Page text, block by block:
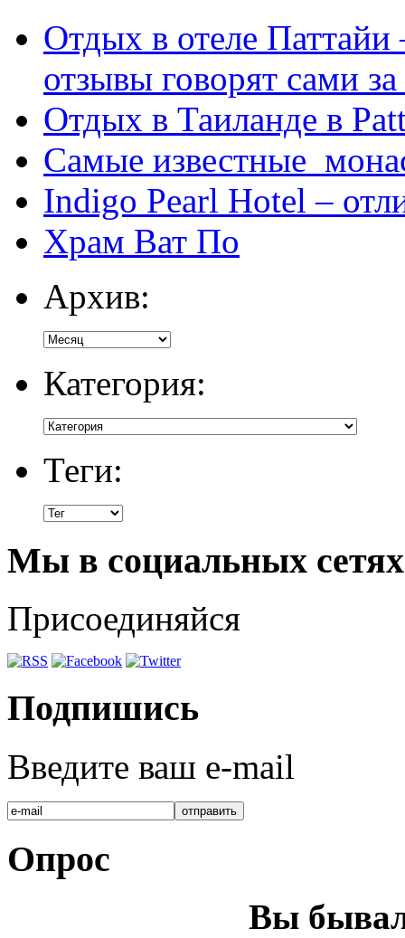
Отдых в отеле
отзывы говорят сами за
Отдых в Таиланде в
Самые известные
Indigo Pearl Hotel –
Храм Ват По
Архив:
Категория:
Теги:
Мы в социальных сетях
Присоединяйся
Подпишись
Введите ваш e-mail
Опрос
Вы